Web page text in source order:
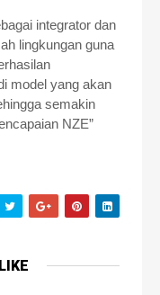
integrator dan
lingkungan guna
model yang akan
semakin
NZE”